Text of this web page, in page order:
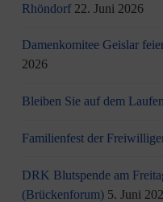
Rhöndorf 22. Juni 2026
Damenkomitee Geislar
2026
Bleiben Sie auf dem
Familienfest der
DRK Blutspende am
(Brückenforum) 5. Juni